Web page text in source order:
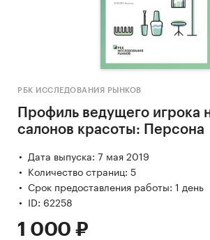
РБК ИССЛЕДОВАНИЯ РЫНКОВ
Профиль ведущего игрока
салонов красоты: Персона
Дата выпуска: 7 мая 2019
Количество страниц: 5
Срок предоставления работы: 1 день
ID: 62258
1 000 ₽